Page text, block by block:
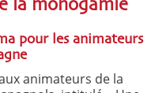
la monogamie
pour les animateurs
animateurs de la